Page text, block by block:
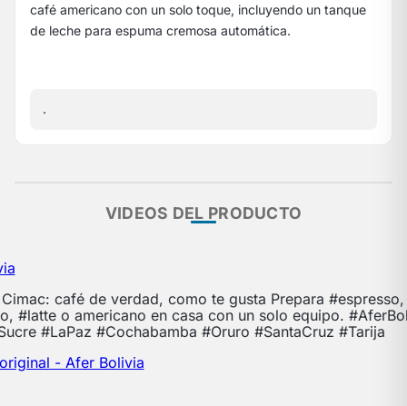
café americano con un solo toque, incluyendo un tanque
de leche para espuma cremosa automática.
.
VIDEOS DEL PRODUCTO
café de verdad, como te gusta Prepara #espresso,
#latte o americano en casa con un solo equipo.
#LaPaz #Cochabamba #Oruro #SantaCruz #Tarija
- Afer Bolivia